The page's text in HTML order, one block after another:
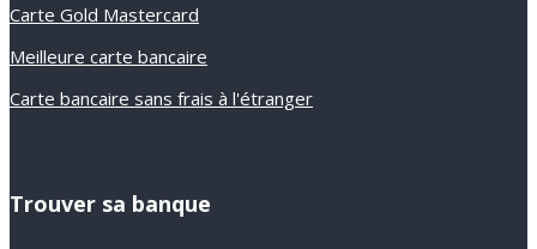
Carte Gold Mastercard
Meilleure carte bancaire
Carte bancaire sans frais à l'étranger
Trouver sa banque